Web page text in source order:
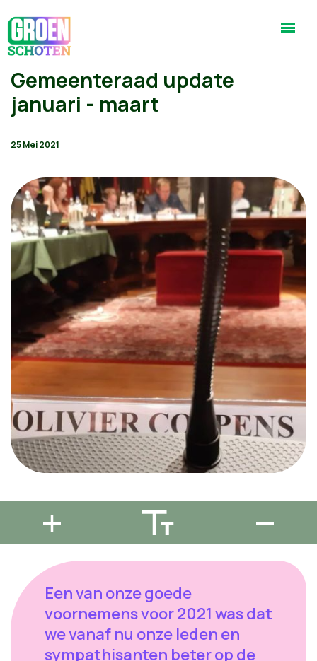
Gemeenteraad update
januari - maart
25 Mei 2021
Een van onze goede
voornemens voor 2021 was dat
we vanaf nu onze leden en
sympathisanten beter op de